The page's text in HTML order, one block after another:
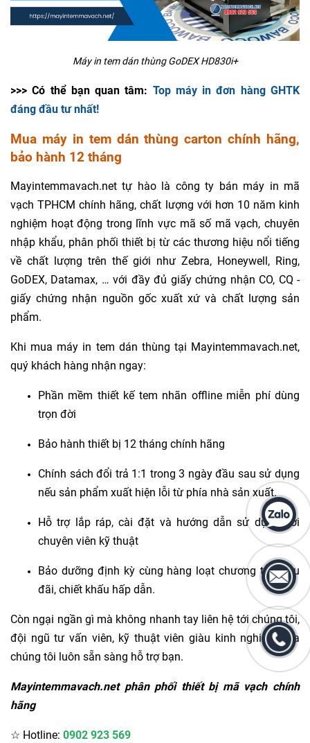
Máy in tem dán thùng GoDEX HD830i+
>>> Có thể bạn quan tâm: Top máy in đơn hàng GHTK
đáng đầu tư nhất!
Mua máy in tem dán thùng carton chính hãng,
bảo hành 12 tháng
Mayintemmavach.net tự hào là công ty bán máy in mã
vạch TPHCM chính hãng, chất lượng với hơn 10 năm kinh
nghiệm hoạt động trong lĩnh vực mã số mã vạch, chuyên
nhập khẩu, phân phối thiết bị từ các thương hiệu nổi tiếng
về chất lượng trên thế giới như Zebra, Honeywell, Ring,
GoDEX, Datamax, … với đầy đủ giấy chứng nhận CO, CQ -
giấy chứng nhận nguồn gốc xuất xứ và chất lượng sản
phẩm.
Khi mua máy in tem dán thùng tại Mayintemmavach.net,
quý khách hàng nhận ngay:
Phần mềm thiết kế tem nhãn offline miễn phí dùng
trọn đời
Bảo hành thiết bị 12 tháng chính hãng
Chính sách đổi trả 1:1 trong 3 ngày đầu sau sử dụng
nếu sản phẩm xuất hiện lỗi từ phía nhà sản xuất.
Hỗ trợ lắp ráp, cài đặt và hướng dẫn sử dụng bởi
chuyên viên kỹ thuật
Bảo dưỡng định kỳ cùng hàng loạt chương trình ưu
đãi, chiết khấu hấp dẫn.
Còn ngại ngần gì mà không nhanh tay liên hệ tới chúng tôi,
đội ngũ tư vấn viên, kỹ thuật viên giàu kinh nghiệm của
chúng tôi luôn sẵn sàng hỗ trợ bạn.
Mayintemmavach.net phân phối thiết bị mã vạch chính
hãng
☆ Hotline: 0902 923 569